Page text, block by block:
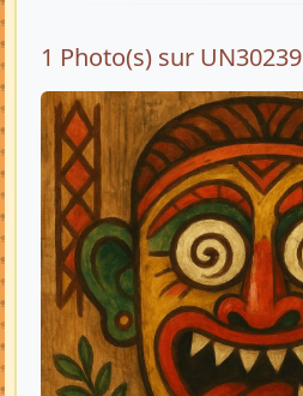
1 Photo(s) sur UN30239